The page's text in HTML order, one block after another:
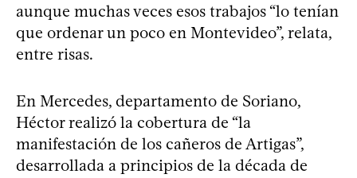
aunque muchas veces esos trabajos “lo tenían
que ordenar un poco en Montevideo”, relata,
entre risas.
En Mercedes, departamento de Soriano,
Héctor realizó la cobertura de “la
manifestación de los cañeros de Artigas”,
desarrollada a principios de la década de